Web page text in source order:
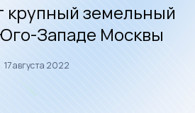
крупный земельный
Западе Москвы
17 августа 2022